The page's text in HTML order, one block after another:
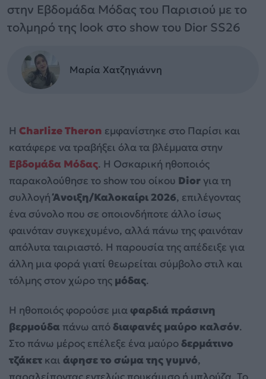
στην Εβδομάδα Μόδας του Παρισιού με το
τολμηρό της look στο show του Dior SS26
Μαρία Χατζηγιάννη
Η Charlize Theron εμφανίστηκε στο Παρίσι και
κατάφερε να τραβήξει όλα τα βλέμματα στην
Εβδομάδα Μόδας. Η Οσκαρική ηθοποιός
παρακολούθησε το show του οίκου Dior για τη
συλλογήΆνοιξη/Καλοκαίρι 2026, επιλέγοντας
ένα σύνολο που σε οποιονδήποτε άλλο ίσως
φαινόταν συγκεχυμένο, αλλά πάνω της φαινόταν
απόλυτα ταιριαστό. Η παρουσία της απέδειξε για
άλλη μια φορά γιατί θεωρείται σύμβολο στιλ και
τόλμης στον χώρο της μόδας.
Η ηθοποιός φορούσε μιαφαρδιά πράσινη
βερμούδα πάνω απόδιαφανές μαύρο καλσόν.
Στο πάνω μέρος επέλεξε ένα μαύροδερμάτινο
τζάκετ και άφησε το σώμα της γυμνό,
παραλείποντας εντελώς πουκάμισο ή μπλούζα. Το